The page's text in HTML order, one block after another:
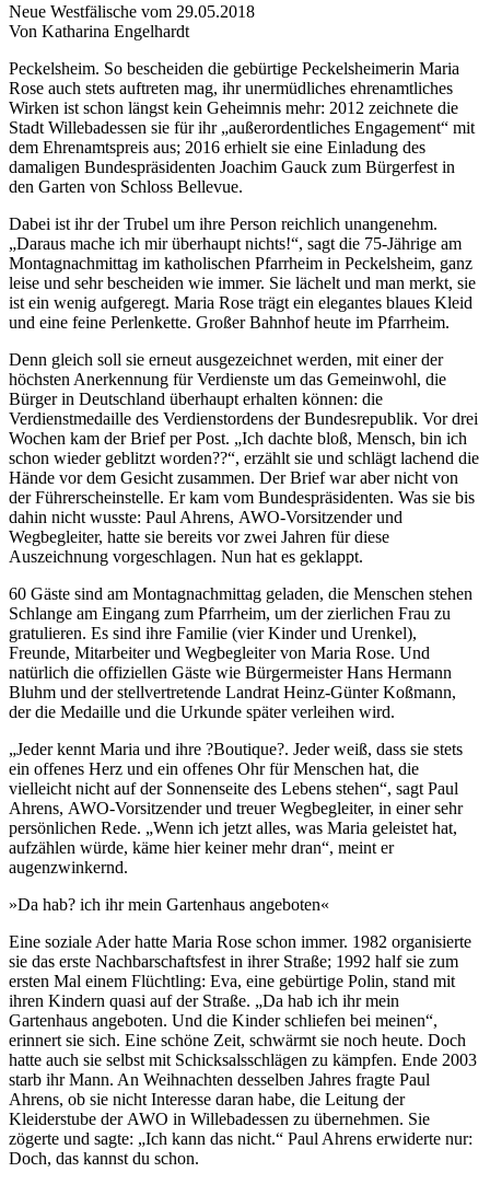
Neue Westfälische vom 29.05.2018
Von Katharina Engelhardt
Peckelsheim. So bescheiden die gebürtige Peckelsheimerin Maria
Rose auch stets auftreten mag, ihr unermüdliches ehrenamtliches
Wirken ist schon längst kein Geheimnis mehr: 2012 zeichnete die
Stadt Willebadessen sie für ihr „außerordentliches Engagement“ mit
dem Ehrenamtspreis aus; 2016 erhielt sie eine Einladung des
damaligen Bundespräsidenten Joachim Gauck zum Bürgerfest in
den Garten von Schloss Bellevue.
Dabei ist ihr der Trubel um ihre Person reichlich unangenehm.
„Daraus mache ich mir überhaupt nichts!“, sagt die 75-Jährige am
Montagnachmittag im katholischen Pfarrheim in Peckelsheim, ganz
leise und sehr bescheiden wie immer. Sie lächelt und man merkt, sie
ist ein wenig aufgeregt. Maria Rose trägt ein elegantes blaues Kleid
und eine feine Perlenkette. Großer Bahnhof heute im Pfarrheim.
Denn gleich soll sie erneut ausgezeichnet werden, mit einer der
höchsten Anerkennung für Verdienste um das Gemeinwohl, die
Bürger in Deutschland überhaupt erhalten können: die
Verdienstmedaille des Verdienstordens der Bundesrepublik. Vor drei
Wochen kam der Brief per Post. „Ich dachte bloß, Mensch, bin ich
schon wieder geblitzt worden??“, erzählt sie und schlägt lachend die
Hände vor dem Gesicht zusammen. Der Brief war aber nicht von
der Führerscheinstelle. Er kam vom Bundespräsidenten. Was sie bis
dahin nicht wusste: Paul Ahrens, AWO-Vorsitzender und
Wegbegleiter, hatte sie bereits vor zwei Jahren für diese
Auszeichnung vorgeschlagen. Nun hat es geklappt.
60 Gäste sind am Montagnachmittag geladen, die Menschen stehen
Schlange am Eingang zum Pfarrheim, um der zierlichen Frau zu
gratulieren. Es sind ihre Familie (vier Kinder und Urenkel),
Freunde, Mitarbeiter und Wegbegleiter von Maria Rose. Und
natürlich die offiziellen Gäste wie Bürgermeister Hans Hermann
Bluhm und der stellvertretende Landrat Heinz-Günter Koßmann,
der die Medaille und die Urkunde später verleihen wird.
„Jeder kennt Maria und ihre ?Boutique?. Jeder weiß, dass sie stets
ein offenes Herz und ein offenes Ohr für Menschen hat, die
vielleicht nicht auf der Sonnenseite des Lebens stehen“, sagt Paul
Ahrens, AWO-Vorsitzender und treuer Wegbegleiter, in einer sehr
persönlichen Rede. „Wenn ich jetzt alles, was Maria geleistet hat,
aufzählen würde, käme hier keiner mehr dran“, meint er
augenzwinkernd.
»Da hab? ich ihr mein Gartenhaus angeboten«
Eine soziale Ader hatte Maria Rose schon immer. 1982 organisierte
sie das erste Nachbarschaftsfest in ihrer Straße; 1992 half sie zum
ersten Mal einem Flüchtling: Eva, eine gebürtige Polin, stand mit
ihren Kindern quasi auf der Straße. „Da hab ich ihr mein
Gartenhaus angeboten. Und die Kinder schliefen bei meinen“,
erinnert sie sich. Eine schöne Zeit, schwärmt sie noch heute. Doch
hatte auch sie selbst mit Schicksalsschlägen zu kämpfen. Ende 2003
starb ihr Mann. An Weihnachten desselben Jahres fragte Paul
Ahrens, ob sie nicht Interesse daran habe, die Leitung der
Kleiderstube der AWO in Willebadessen zu übernehmen. Sie
zögerte und sagte: „Ich kann das nicht.“ Paul Ahrens erwiderte nur:
Doch, das kannst du schon.